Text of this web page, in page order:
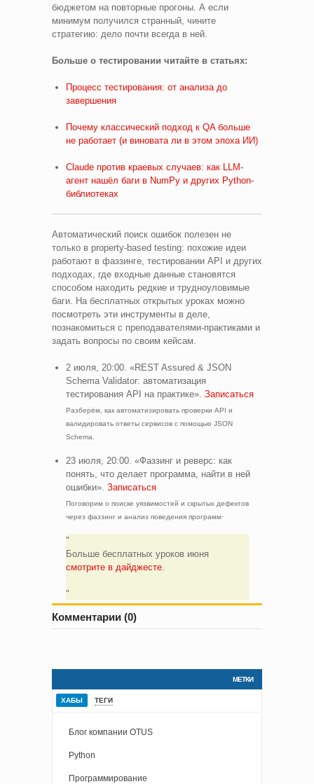
бюджетом на повторные прогоны. А если
минимум получился странный, чините
стратегию: дело почти всегда в ней.
Больше о тестировании читайте в статьях:
Процесс тестирования: от анализа до
завершения
Почему классический подход к QA больше
не работает (и виновата ли в этом эпоха ИИ)
Claude против краевых случаев: как LLM-
агент нашёл баги в NumPy и других Python-
библиотеках
Автоматический поиск ошибок полезен не
только в property-based testing: похожие идеи
работают в фаззинге, тестировании API и других
подходах, где входные данные становятся
способом находить редкие и трудноуловимые
баги. На бесплатных открытых уроках можно
посмотреть эти инструменты в деле,
познакомиться с преподавателями-практиками и
задать вопросы по своим кейсам.
2 июля, 20:00. «REST Assured & JSON
Schema Validator: автоматизация
тестирования API на практике». Записаться
Разберём, как автоматизировать проверки API и
валидировать ответы сервисов с помощью JSON
Schema.
23 июля, 20:00. «Фаззинг и реверс: как
понять, что делает программа, найти в ней
ошибки». Записаться
Поговорим о поиске уязвимостей и скрытых дефектов
через фаззинг и анализ поведения программ.
Больше бесплатных уроков июня
смотрите в дайджесте.
Комментарии (0)
МЕТКИ
ХАБЫ ТЕГИ
Блог компании OTUS
Python
Программирование